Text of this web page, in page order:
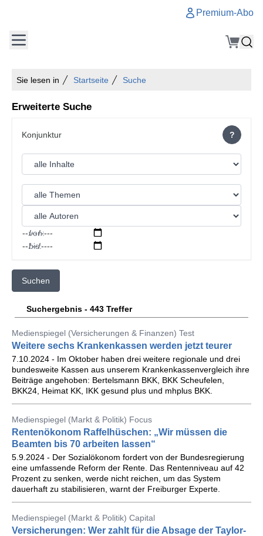
Premium-Abo
Sie lesen in Startseite Suche
Erweiterte Suche
?
von:
bis:
Suchen
Suchergebnis - 443 Treffer
Medienspiegel (Versicherungen & Finanzen) Test
Weitere sechs Krankenkassen werden jetzt teurer
7.10.2024 - Im Oktober haben drei weitere regionale und drei
bundes­weite Kassen aus unserem Krankenkassen­vergleich ihre
Beiträge ange­hoben: Bertels­mann BKK, BKK Scheufelen,
BKK24, Heimat KK, IKK gesund plus und mhplus BKK.
Medienspiegel (Markt & Politik) Focus
Rentenökonom Raffelhüschen: „Wir müssen die
Beamten bis 70 arbeiten lassen“
5.9.2024 - Der Sozialökonom fordert von der Bundesregierung
eine umfassende Reform der Rente. Das Rentenniveau auf 42
Prozent zu senken, werde nicht reichen, um das System
dauerhaft zu stabilisieren, warnt der Freiburger Experte.
Medienspiegel (Markt & Politik) Capital
Versicherungen: Wer zahlt für die Absage der Taylor-